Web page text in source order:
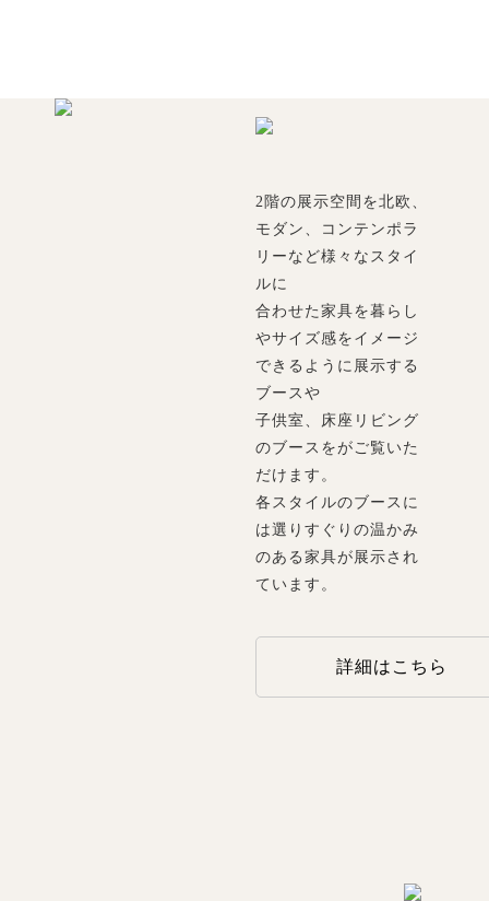
2階の展示空間を北欧、
モダン、コンテンポラ
リーなど様々なスタイ
ルに
合わせた家具を暮らし
やサイズ感をイメージ
できるように展示する
ブースや
子供室、床座リビング
のブースをがご覧いた
だけます。
各スタイルのブースに
は選りすぐりの温かみ
のある家具が展示され
ています。
詳細はこちら